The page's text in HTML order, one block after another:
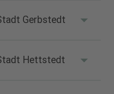
Stadt Arnstein (PDF
Gerbstedt
Stadt Gerbstedt (PDF
Hettstedt